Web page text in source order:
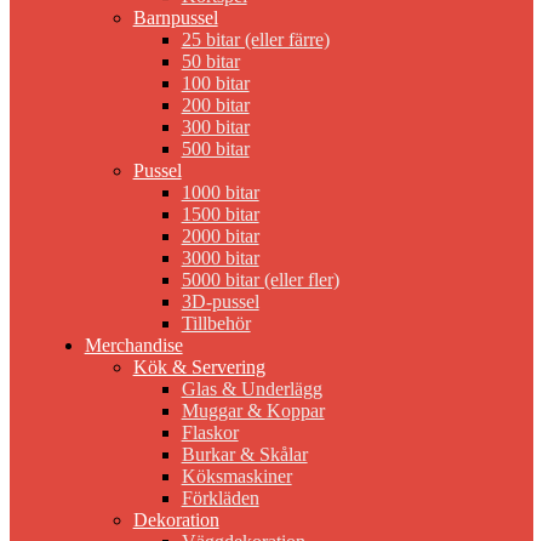
Barnpussel
25 bitar (eller färre)
50 bitar
100 bitar
200 bitar
300 bitar
500 bitar
Pussel
1000 bitar
1500 bitar
2000 bitar
3000 bitar
5000 bitar (eller fler)
3D-pussel
Tillbehör
Merchandise
Kök & Servering
Glas & Underlägg
Muggar & Koppar
Flaskor
Burkar & Skålar
Köksmaskiner
Förkläden
Dekoration